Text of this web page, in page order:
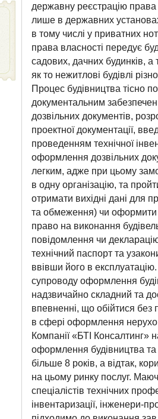
державну реєстрацію
лише в державних
в тому числі у приватних
права власності передує
садових, дачних будинків, а
як то нежитлові будівлі
Процес будівництва тісно
документальним
дозвільних документів,
проектної документації,
проведенням технічної
оформлення дозвільних
легким, адже при цьому
в одну організацію, та
отримати вихідні дані для
та обмеження) чи оформити
право на виконання
повідомлення чи
технічний паспорт та
ввівши його в
супроводу оформлення
надзвичайно складний та
впевненні, що обійтися без
в сфері оформлення
Компанії «БТІ Консалтинг»
оформлення будівництва та
більше 8 років, а відтак,
на цьому ринку послуг.
спеціалістів технічних
інвентаризації, інженери-